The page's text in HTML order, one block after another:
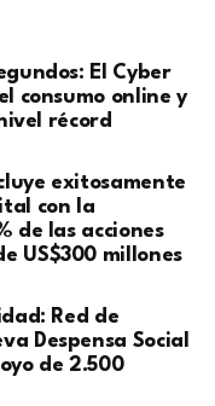
El Cyber
consumo online y
récord
exitosamente
con la
de las acciones
US$300 millones
Red de
Despensa Social
de 2.500